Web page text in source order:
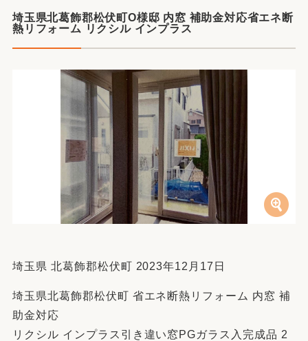
埼玉県北葛飾郡松伏町O様邸 内窓 補助金対応省エネ断
熱リフォーム リクシル インプラス
埼玉県 北葛飾郡松伏町 2023年12月17日
埼玉県北葛飾郡松伏町 省エネ断熱リフォーム 内窓 補
助金対応
リクシル インプラス引き違い窓PGガラス入完成品 2